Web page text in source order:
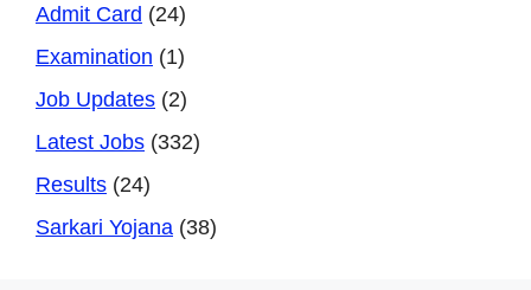
Admit Card (24)
Examination (1)
Job Updates (2)
Latest Jobs (332)
Results (24)
Sarkari Yojana (38)